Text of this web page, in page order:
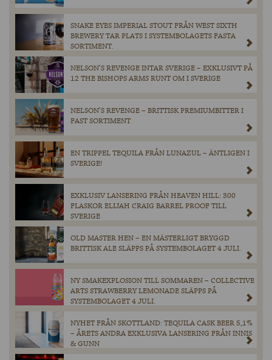
SNAKE EYES IMPERIAL STOUT FRÅN WEST SIXTH
BREWERY TAR PLATS I SYSTEMBOLAGETS FASTA
SORTIMENT.
NELSON’S REVENGE INTAR SVERIGE – EXKLUSIVT PÅ
12 THE BISHOPS ARMS RUNT OM I SVERIGE
NELSON’S REVENGE – BRITTISK PREMIUMBITTER I
FAST SORTIMENT
EN TRIPPEL TEQUILA FRÅN LUNAZUL – ÄNTLIGEN I
SVERIGE!
EXKLUSIV LANSERING FRÅN HEAVEN HILL: 300
FLASKOR ELIJAH CRAIG BARREL PROOF TILL
SVERIGE
OLD MASTER HEN – EN MÄSTERLIGT BRYGGD
BRITTISK ALE SLÄPPS PÅ SYSTEMBOLAGET 4 JULI.
NY SMAKEXPLOSION TILL SOMMAREN – COLLECTIVE
ARTS STRAWBERRY LEMONADE SLÄPPS PÅ
SYSTEMBOLAGET 4 JULI.
NYHET FRÅN SKOTTLAND: TEQUILA CASK BEER 5,1%
– ÅRETS ANDRA EXKLUSIVA LANSERING FRÅN INNIS
& GUNN